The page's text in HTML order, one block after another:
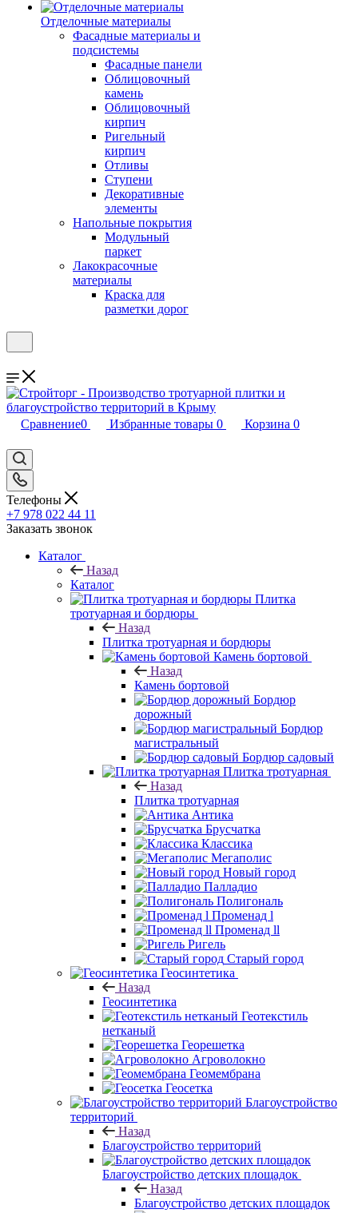
Отделочные материалы
Фасадные материалы и
подсистемы
Фасадные панели
Облицовочный
камень
Облицовочный
кирпич
Ригельный
кирпич
Отливы
Ступени
Декоративные
элементы
Напольные покрытия
Модульный
паркет
Лакокрасочные
материалы
Краска для
разметки дорог
Сравнение0 Избранные товары 0 Корзина 0
Телефоны
+7 978 022 44 11
Заказать звонок
Каталог
Назад
Каталог
Плитка
тротуарная и бордюры
Назад
Плитка тротуарная и бордюры
Камень бортовой
Назад
Камень бортовой
Бордюр
дорожный
Бордюр
магистральный
Бордюр садовый
Плитка тротуарная
Назад
Плитка тротуарная
Антика
Брусчатка
Классика
Мегаполис
Новый город
Палладио
Полигональ
Променад l
Променад ll
Ригель
Старый город
Геосинтетика
Назад
Геосинтетика
Геотекстиль
нетканый
Георешетка
Агроволокно
Геомембрана
Геосетка
Благоустройство
территорий
Назад
Благоустройство территорий
Благоустройство детских площадок
Назад
Благоустройство детских площадок